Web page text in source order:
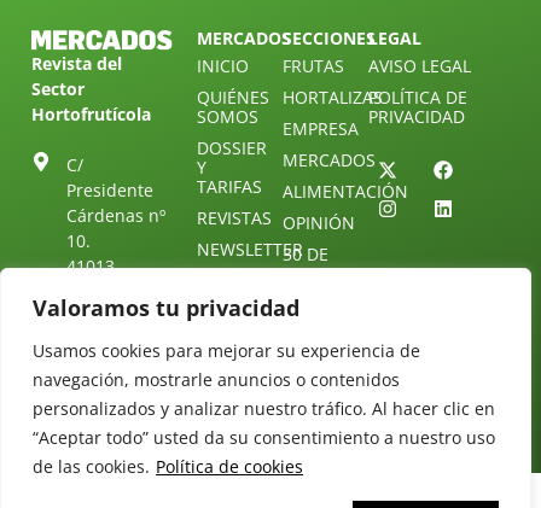
Valoramos tu privacidad
Usamos cookies para mejorar su experiencia de
navegación, mostrarle anuncios o contenidos
personalizados y analizar nuestro tráfico. Al hacer clic en
“Aceptar todo” usted da su consentimiento a nuestro uso
de las cookies. Política de cookies
Revista del
Sector
Hortofrutícola
C/
Presidente
Cárdenas nº
10.
41013
ESPAÑA
Tel: (+34) 954
25 88 51
redaccion@revistamercados.com
MERCADOS
INICIO
QUIÉNES
SOMOS
DOSSIER
Y
TARIFAS
REVISTAS
NEWSLETTER
ÚNETE A
TELEGRAM
CONTACTO
SECCIONES
FRUTAS
HORTALIZAS
EMPRESA
MERCADOS
ALIMENTACIÓN
OPINIÓN
30 DE
30
DIRECTORIO
LEGAL
AVISO LEGAL
POLÍTICA DE
PRIVACIDAD